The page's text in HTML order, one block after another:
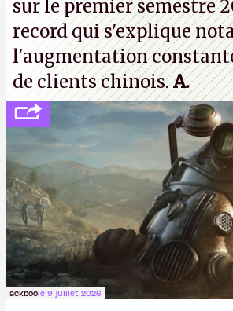
sur le premier semestre
record qui s'explique
l'augmentation
de clients chinois.A.
ackboole 9 juillet 2026